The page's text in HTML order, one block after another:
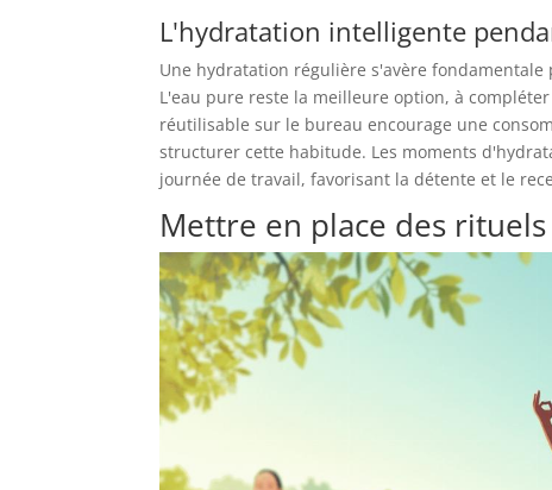
L'hydratation intelligente
Une hydratation régulière s'avère
L'eau pure reste la meilleure option, à
réutilisable sur le bureau encourage une
structurer cette habitude. Les moments
journée de travail, favorisant la détente et le
Mettre en place des